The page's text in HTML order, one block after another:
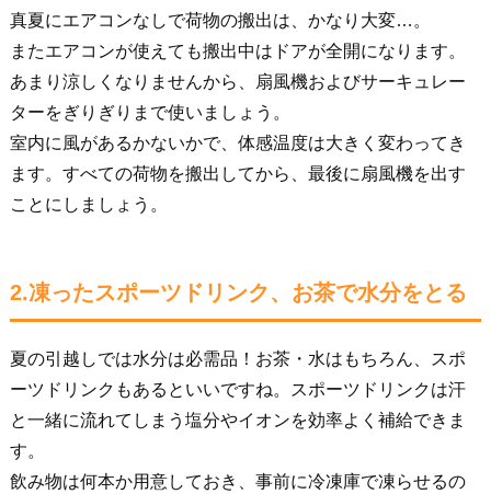
真夏にエアコンなしで荷物の搬出は、かなり大変…。
またエアコンが使えても搬出中はドアが全開になります。
あまり涼しくなりませんから、扇風機およびサーキュレー
ターをぎりぎりまで使いましょう。
室内に風があるかないかで、体感温度は大きく変わってき
ます。すべての荷物を搬出してから、最後に扇風機を出す
ことにしましょう。
2.凍ったスポーツドリンク、お茶で水分をとる
夏の引越しでは水分は必需品！お茶・水はもちろん、スポ
ーツドリンクもあるといいですね。スポーツドリンクは汗
と一緒に流れてしまう塩分やイオンを効率よく補給できま
す。
飲み物は何本か用意しておき、事前に冷凍庫で凍らせるの